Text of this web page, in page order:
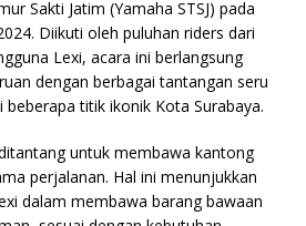
Sakti Jatim (Yamaha STSJ) pada
Diikuti oleh puluhan riders dari
Lexi, acara ini berlangsung
dengan berbagai tantangan seru
beberapa titik ikonik Kota Surabaya.
untuk membawa kantong
perjalanan. Hal ini menunjukkan
dalam membawa barang bawaan